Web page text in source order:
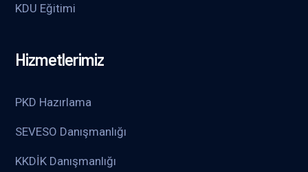
KDU Eğitimi
Hizmetlerimiz
PKD Hazırlama
SEVESO Danışmanlığı
KKDİK Danışmanlığı